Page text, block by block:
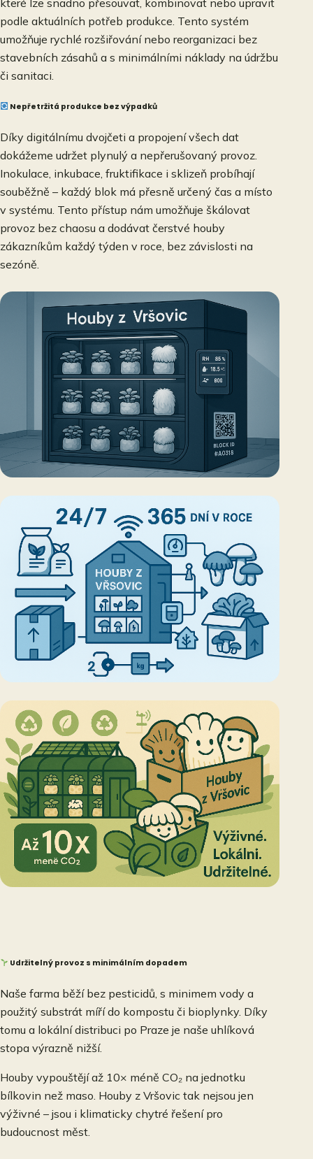
které lze snadno přesouvat, kombinovat nebo upravit
podle aktuálních potřeb produkce. Tento systém
umožňuje rychlé rozšiřování nebo reorganizaci bez
stavebních zásahů a s minimálními náklady na údržbu
či sanitaci.
Nepřetržitá produkce bez výpadků
Díky digitálnímu dvojčeti a propojení všech dat
dokážeme udržet plynulý a nepřerušovaný provoz.
Inokulace, inkubace, fruktifikace i sklizeň probíhají
souběžně – každý blok má přesně určený čas a místo
v systému. Tento přístup nám umožňuje škálovat
provoz bez chaosu a dodávat čerstvé houby
zákazníkům každý týden v roce, bez závislosti na
sezóně.
Udržitelný provoz s minimálním dopadem
Naše farma běží bez pesticidů, s minimem vody a
použitý substrát míří do kompostu či bioplynky. Díky
tomu a lokální distribuci po Praze je naše uhlíková
stopa výrazně nižší.
Houby vypouštějí až 10× méně CO₂ na jednotku
bílkovin než maso. Houby z Vršovic tak nejsou jen
výživné – jsou i klimaticky chytré řešení pro
budoucnost měst.